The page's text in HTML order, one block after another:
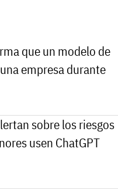
que un modelo de
empresa durante
sobre los riesgos
usen ChatGPT